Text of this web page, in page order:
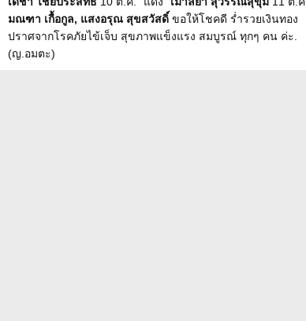
มณฑา เกื้อกูล, แสงอรุณ สุขสวัสดิ์ ขอให้โชคดี ร่ำรวยเงินทอง
ปราศจากโรคภัยไข้เจ็บ สุขภาพแข็งแรง สมบูรณ์ ทุกๆ คน ค่ะ.
(ญ.อมตะ)